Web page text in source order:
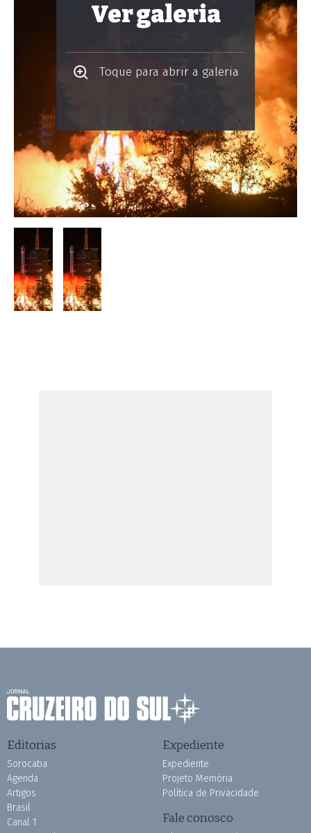
Ver galeria
Toque para abrir a galeria
Editorias
Sorocaba
Agenda
Artigos
Brasil
Canal 1
Expediente
Expediente
Projeto Memória
Política de Privacidade
Fale conosco